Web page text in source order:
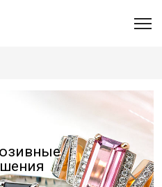
Изготовление
украшений